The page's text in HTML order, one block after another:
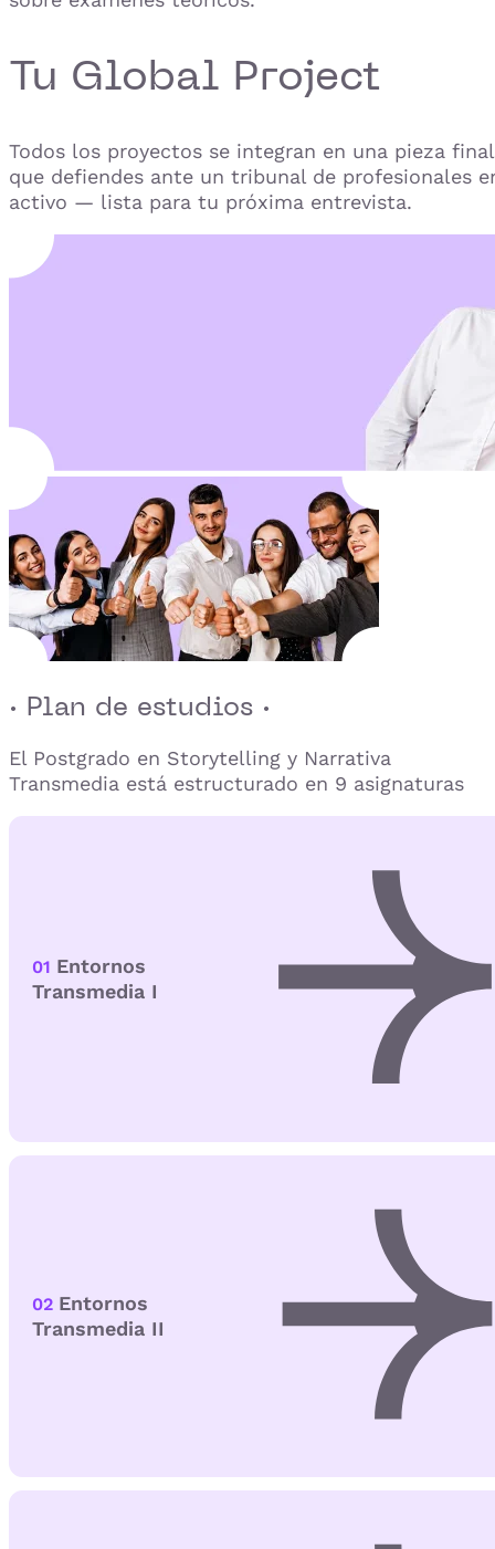
Tu Global Project
Todos los proyectos se integran en una pieza final
que defiendes ante un tribunal de profesionales
activo — lista para tu próxima entrevista.
· Plan de estudios ·
El Postgrado en Storytelling y Narrativa
Transmedia está estructurado en 9 asignaturas
01 Entornos
Transmedia I
02 Entornos
Transmedia II